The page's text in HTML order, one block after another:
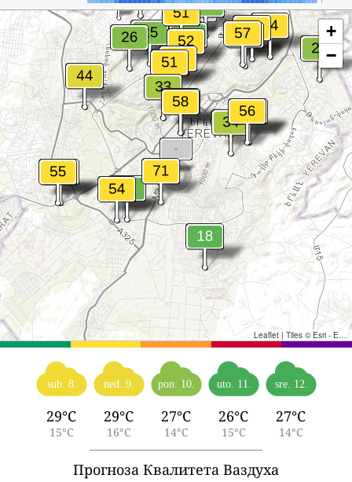
+
−
Leaflet | Tiles © Esri - Esri, DeLorme, NAVTEQ, TomTom, Intermap, iPC, USGS, FAO, NPS, NRCAN, GeoBase, Kadaster NL, Ordnance Survey, Esri Japan, METI, Esri China (Hong Kong), and the GIS User Community
sub. 8.
29°C
15°C
ned. 9.
29°C
16°C
pon. 10.
27°C
14°C
uto. 11.
26°C
15°C
sre. 12.
27°C
14°C
Прогноза Квалитета Ваздуха